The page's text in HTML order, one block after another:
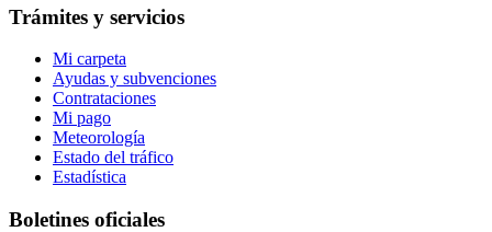
Trámites y servicios
Mi carpeta
Ayudas y subvenciones
Contrataciones
Mi pago
Meteorología
Estado del tráfico
Estadística
Boletines oficiales